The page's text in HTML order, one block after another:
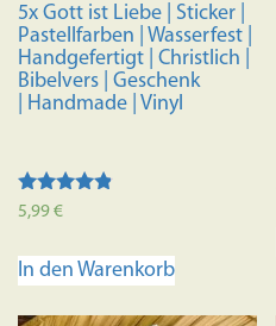
5x Gott ist Liebe | Sticker |
Pastellfarben | Wasserfest |
Handgefertigt | Christlich |
Bibelvers | Geschenk
| Handmade | Vinyl
Bewertet
von 5
5,99€
In den Warenkorb